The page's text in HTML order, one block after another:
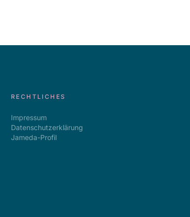
RECHTLICHES
Impressum
Datenschutzerklärung
Jameda-Profil